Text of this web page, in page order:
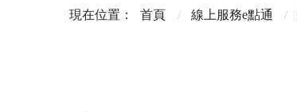
首頁
線上服務e點通